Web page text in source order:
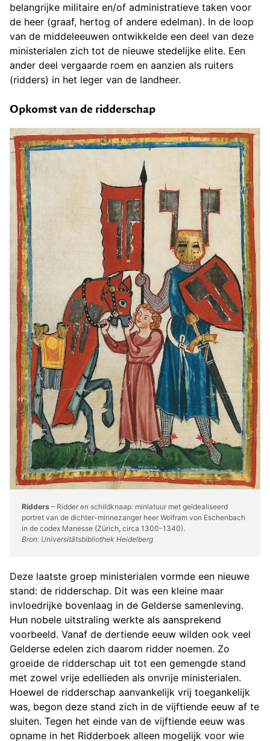
belangrijke militaire en/of administratieve taken voor
de heer (graaf, hertog of andere edelman). In de loop
van de middeleeuwen ontwikkelde een deel van deze
ministerialen zich tot de nieuwe stedelijke elite. Een
ander deel vergaarde roem en aanzien als ruiters
(ridders) in het leger van de landheer.
Opkomst van de ridderschap
Ridders – Ridder en schildknaap: miniatuur met geïdealiseerd
portret van de dichter-minnezanger heer Wolfram von Eschenbach
in de codex Manesse (Zürich, circa 1300-1340).
Bron: Universitätsbibliothek Heidelberg
Deze laatste groep ministerialen vormde een nieuwe
stand: de ridderschap. Dit was een kleine maar
invloedrijke bovenlaag in de Gelderse samenleving.
Hun nobele uitstraling werkte als aansprekend
voorbeeld. Vanaf de dertiende eeuw wilden ook veel
Gelderse edelen zich daarom ridder noemen. Zo
groeide de ridderschap uit tot een gemengde stand
met zowel vrije edellieden als onvrije ministerialen.
Hoewel de ridderschap aanvankelijk vrij toegankelijk
was, begon deze stand zich in de vijftiende eeuw af te
sluiten. Tegen het einde van de vijftiende eeuw was
opname in het Ridderboek alleen mogelijk voor wie